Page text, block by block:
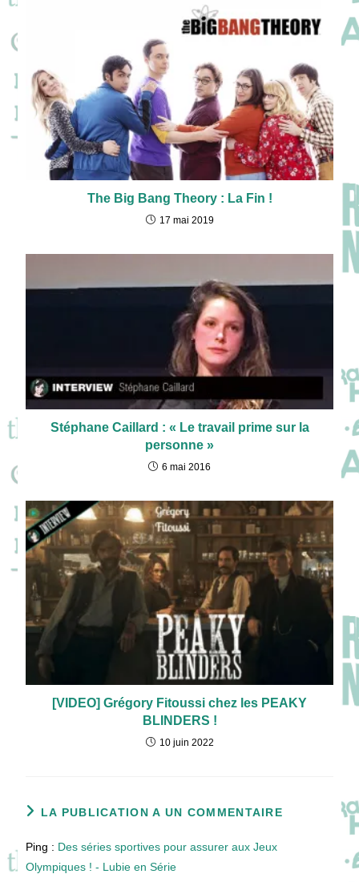
The Big Bang Theory : La Fin !
17 mai 2019
Stéphane Caillard : « Le travail prime sur la
personne »
6 mai 2016
[VIDEO] Grégory Fitoussi chez les PEAKY
BLINDERS !
10 juin 2022
LA PUBLICATION A UN COMMENTAIRE
Ping : Des séries sportives pour assurer aux Jeux
Olympiques ! - Lubie en Série